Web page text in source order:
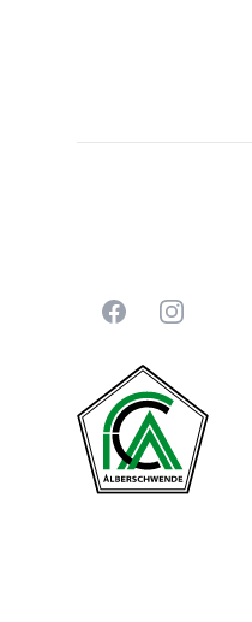
FacebookInstagram